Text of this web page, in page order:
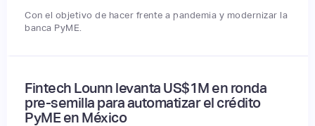
Con el objetivo de hacer frente a pandemia y modernizar la
banca PyME.
Fintech Lounn levanta US$1M en ronda
pre-semilla para automatizar el crédito
PyME en México